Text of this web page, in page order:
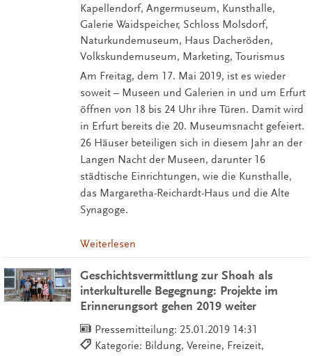
Kapellendorf, Angermuseum, Kunsthalle,
Galerie Waidspeicher, Schloss Molsdorf,
Naturkundemuseum, Haus Dacheröden,
Volkskundemuseum, Marketing, Tourismus
Am Freitag, dem 17. Mai 2019, ist es wieder
soweit – Museen und Galerien in und um Erfurt
öffnen von 18 bis 24 Uhr ihre Türen. Damit wird
in Erfurt bereits die 20. Museumsnacht gefeiert.
26 Häuser beteiligen sich in diesem Jahr an der
Langen Nacht der Museen, darunter 16
städtische Einrichtungen, wie die Kunsthalle,
das Margaretha-Reichardt-Haus und die Alte
Synagoge.
Weiterlesen
Geschichtsvermittlung zur Shoah als
interkulturelle Begegnung: Projekte im
Erinnerungsort gehen 2019 weiter
Pressemitteilung: 25.01.2019 14:31
Kategorie: Bildung, Vereine, Freizeit,